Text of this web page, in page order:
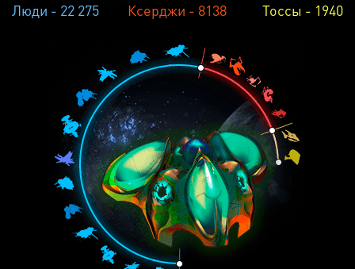
Люди - 22 275 Ксерджи - 8138 Тоссы - 1940